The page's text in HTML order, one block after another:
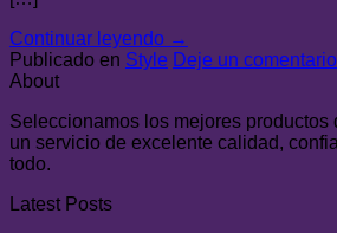
Continuar leyendo →
Publicado en Style Deje un comentario
About
Seleccionamos los mejores productos
un servicio de excelente calidad,
todo.
Latest Posts